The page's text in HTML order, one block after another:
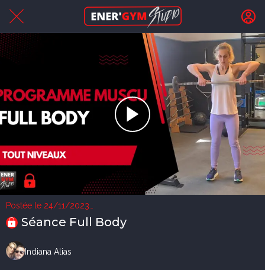
Postée le 24/11/2023
3 vuesSéance Full Body
Indiana Alias